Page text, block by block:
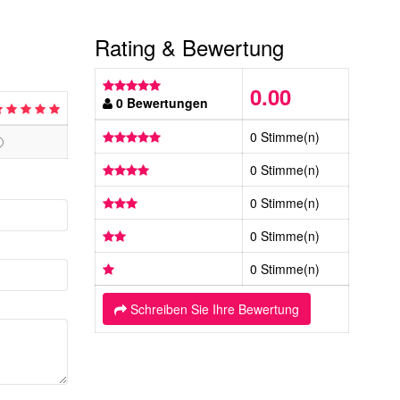
Rating & Bewertung
0 Bewertungen 0.00
0 Stimme(n)
0 Stimme(n)
0 Stimme(n)
0 Stimme(n)
0 Stimme(n)
Schreiben Sie Ihre Bewertung